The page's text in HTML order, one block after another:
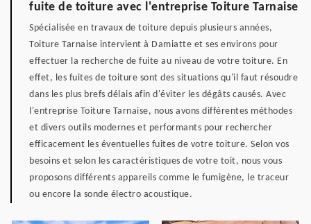
fuite de toiture avec l'entreprise Toiture Tarnaise
Spécialisée en travaux de toiture depuis plusieurs années,
Toiture Tarnaise intervient à Damiatte et ses environs pour
effectuer la recherche de fuite au niveau de votre toiture. En
effet, les fuites de toiture sont des situations qu'il faut résoudre
dans les plus brefs délais afin d'éviter les dégâts causés. Avec
l'entreprise Toiture Tarnaise, nous avons différentes méthodes
et divers outils modernes et performants pour rechercher
efficacement les éventuelles fuites de votre toiture. Selon vos
besoins et selon les caractéristiques de votre toit, nous vous
proposons différents appareils comme le fumigène, le traceur
ou encore la sonde électro acoustique.